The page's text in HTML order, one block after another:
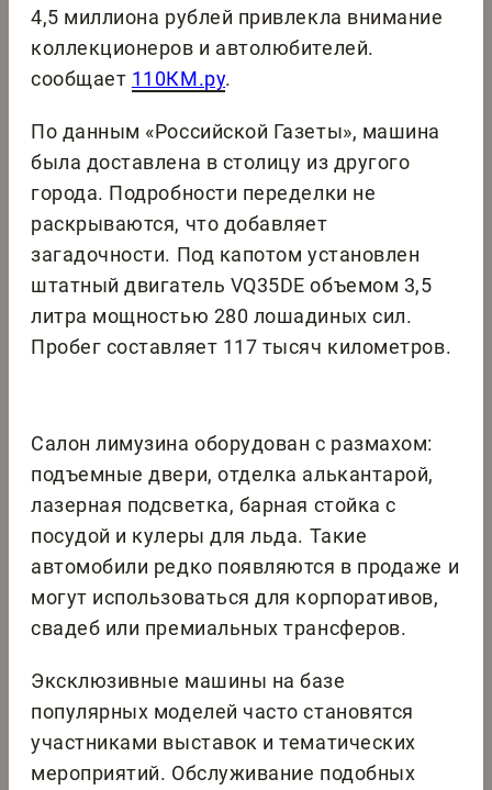
4,5 миллиона рублей привлекла внимание
коллекционеров и автолюбителей.
сообщает 110КМ.ру.
По данным «Российской Газеты», машина
была доставлена в столицу из другого
города. Подробности переделки не
раскрываются, что добавляет
загадочности. Под капотом установлен
штатный двигатель VQ35DE объемом 3,5
литра мощностью 280 лошадиных сил.
Пробег составляет 117 тысяч километров.
Салон лимузина оборудован с размахом:
подъемные двери, отделка алькантарой,
лазерная подсветка, барная стойка с
посудой и кулеры для льда. Такие
автомобили редко появляются в продаже и
могут использоваться для корпоративов,
свадеб или премиальных трансферов.
Эксклюзивные машины на базе
популярных моделей часто становятся
участниками выставок и тематических
мероприятий. Обслуживание подобных